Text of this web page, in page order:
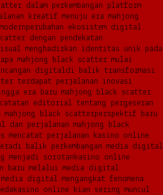
dalam perkembangan platform
kreatif menuju era mahjong
perubahan ekosistem digital
dengan pendekatan
visual menghadirkan identitas unik pada
mahjong black scatter mulai
digitaldi balik transformasi
terdapat perjalanan inovasi
era baru mahjong black scatter
catatan editorial tentang pergeseran
mahjong black scatterperspektif baru
dan perjalanan mahjong black
mencatat perjalanan kasino online
di balik perkembangan media digital
menjadi sorotan kasino online
baru melalui media digital
media digital mengangkat fenomena
kasino online kian sering muncul